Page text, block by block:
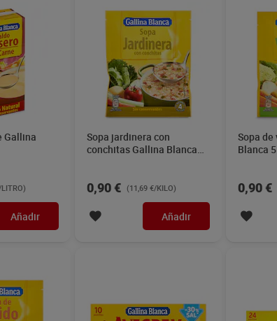
Gallina
Añadir
Sopa jardinera con
conchitas Gallina Blanca
0,90 € (11,69 €/KILO)
Añadir
Sopa
Blanca
0,90 €